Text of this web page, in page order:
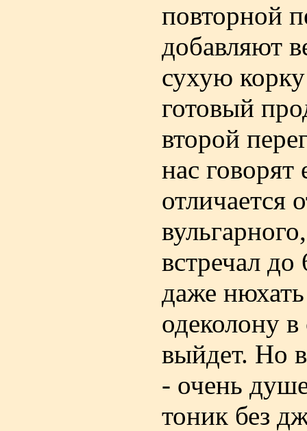
повторной
добавляют
сухую
готовый
второй
нас
отличается
встречал до
даже
одеколону
выйдет. Но
- очень
тоник без